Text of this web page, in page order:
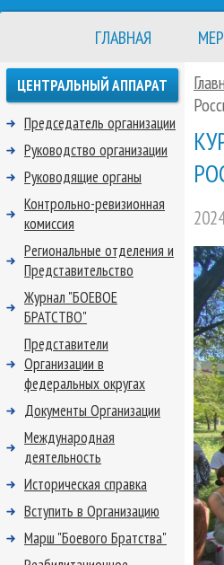
ГЛАВНАЯ
ЦЕНТРАЛЬНЫЙ АППАРАТ
Председатель организации
Руководство организации
Руководящие органы
Контрольно-ревизионная
комиссия
Региональные отделения и
Представительство
Журнал "БОЕВОЕ
БРАТСТВО"
Представители
Организации в
федеральных округах
Документы Организации
Международная
деятельность
Историческая справка
Вступить в Организацию
Марш "Боевого Братства"